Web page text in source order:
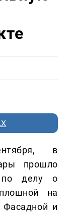
в
прошло
по делу о
на
Фасадной и